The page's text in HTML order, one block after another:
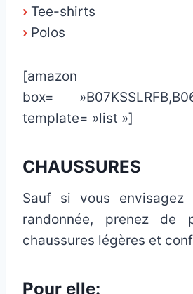
› Tee-shirts
› Polos
[amazon
box=
template= »list »]
CHAUSSURES
Sauf si vous
randonnée, prenez de
chaussures légères et
Pour elle: